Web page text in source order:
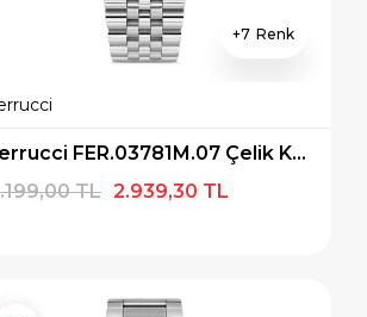
7
Ferrucci FER.03781M.07 Çelik Kordon Erkek Kol Saati
2.939,30 TL
TL